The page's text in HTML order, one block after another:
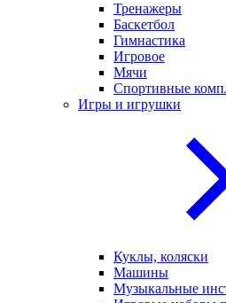
Тренажеры
Баскетбол
Гимнастика
Игровое
Мячи
Спортивные
Игры и игрушки
Куклы, коляски
Машины
Музыкальные